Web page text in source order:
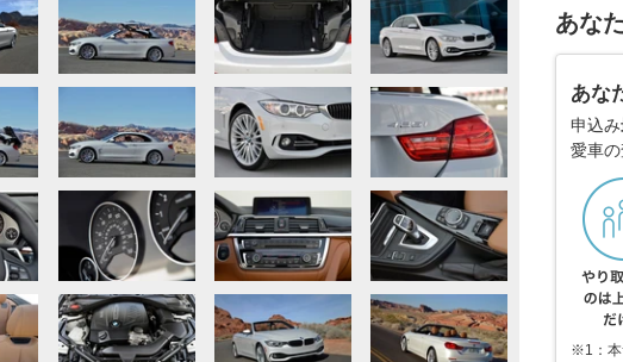
あな
あな
申込み
愛車
※1：本